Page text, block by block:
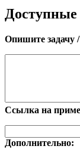
Опишите задачу
Ссылка на
Дополнительно: